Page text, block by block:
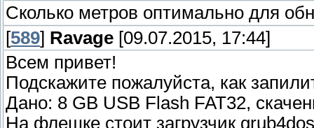
Сколько метров оптимально для
[589] Ravage [09.07.2015, 17:44]
Всем привет!
Подскажите пожалуйста, как
Дано: 8 GB USB Flash FAT32,
На флешке стоит загрузчик